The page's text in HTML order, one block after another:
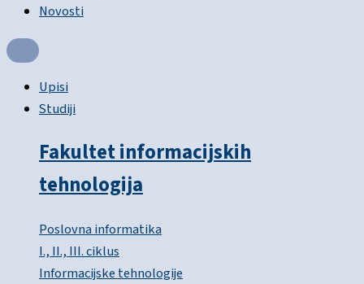
Novosti
Upisi
Studiji
Fakultet informacijskih
tehnologija
Poslovna informatika
I., II., III. ciklus
Informacijske tehnologije